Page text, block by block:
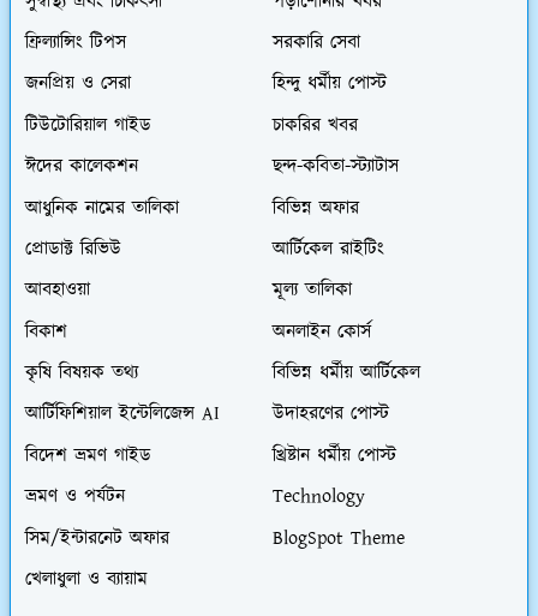
ফ্রিল্যান্সিং টিপস
সরকারি সেবা
জনপ্রিয় ও সেরা
হিন্দু ধর্মীয় পোস্ট
টিউটোরিয়াল গাইড
চাকরির খবর
ঈদের কালেকশন
ছন্দ-কবিতা-স্ট্যাটাস
আধুনিক নামের তালিকা
বিভিন্ন অফার
প্রোডাক্ট রিভিউ
আর্টিকেল রাইটিং
আবহাওয়া
মূল্য তালিকা
বিকাশ
অনলাইন কোর্স
কৃষি বিষয়ক তথ্য
বিভিন্ন ধর্মীয় আর্টিকেল
আর্টিফিশিয়াল ইন্টেলিজেন্স AI
উদাহরণের পোস্ট
বিদেশ ভ্রমণ গাইড
খ্রিষ্টান ধর্মীয় পোস্ট
ভ্রমণ ও পর্যটন
Technology
সিম/ইন্টারনেট অফার
BlogSpot Theme
খেলাধুলা ও ব্যায়াম